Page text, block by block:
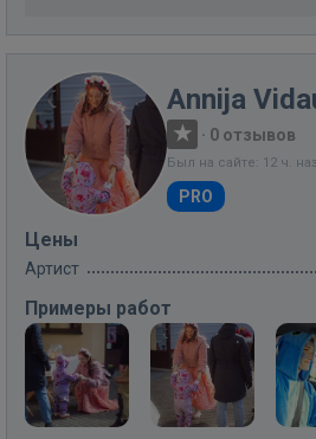
Annija
· 0 отзывов
Был на сайте: 12 ч.
PRO
Цены
Артист
Примеры работ